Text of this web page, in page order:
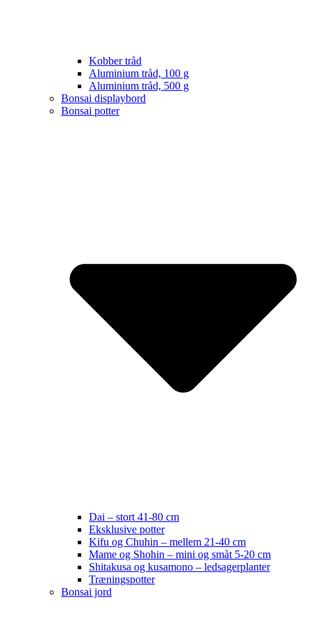
Kobber tråd
Aluminium tråd, 100 g
Aluminium tråd, 500 g
Bonsai displaybord
Bonsai potter
Dai – stort 41-80 cm
Eksklusive potter
Kifu og Chuhin – mellem 21-40 cm
Mame og Shohin – mini og småt 5-20 cm
Shitakusa og kusamono – ledsagerplanter
Træningspotter
Bonsai jord